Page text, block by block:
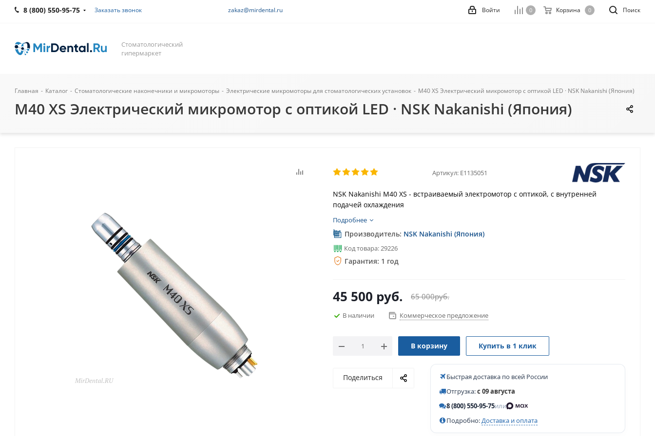
8 (800) 550-95-75 Заказать звонок zakaz@mirdental.ru Поиск
0 Корзина 0
Войти
Стоматологический
гипермаркет
Главная - Каталог - Стоматологические наконечники и микромоторы - Электрические микромоторы для стоматологических установок - M40 XS Электрический микромотор с оптикой LED · NSK Nakanishi (Япония)
M40 XS Электрический микромотор с оптикой LED · NSK Nakanishi (Япония)
Артикул: E1135051
NSK Nakanishi M40 XS - встраиваемый электромотор с оптикой, с внутренней
подачей охлаждения
Подробнее
Производитель: NSK Nakanishi (Япония)
Код товара: 29226
Гарантия: 1 год
45 500 руб. 65 000руб.
В наличии Коммерческое предложение
В корзину Купить в 1 клик
Поделиться
Быстрая доставка по всей России
Отгрузка:с 09 августа
8 (800) 550-95-75или
Подробно:Доставка и оплата